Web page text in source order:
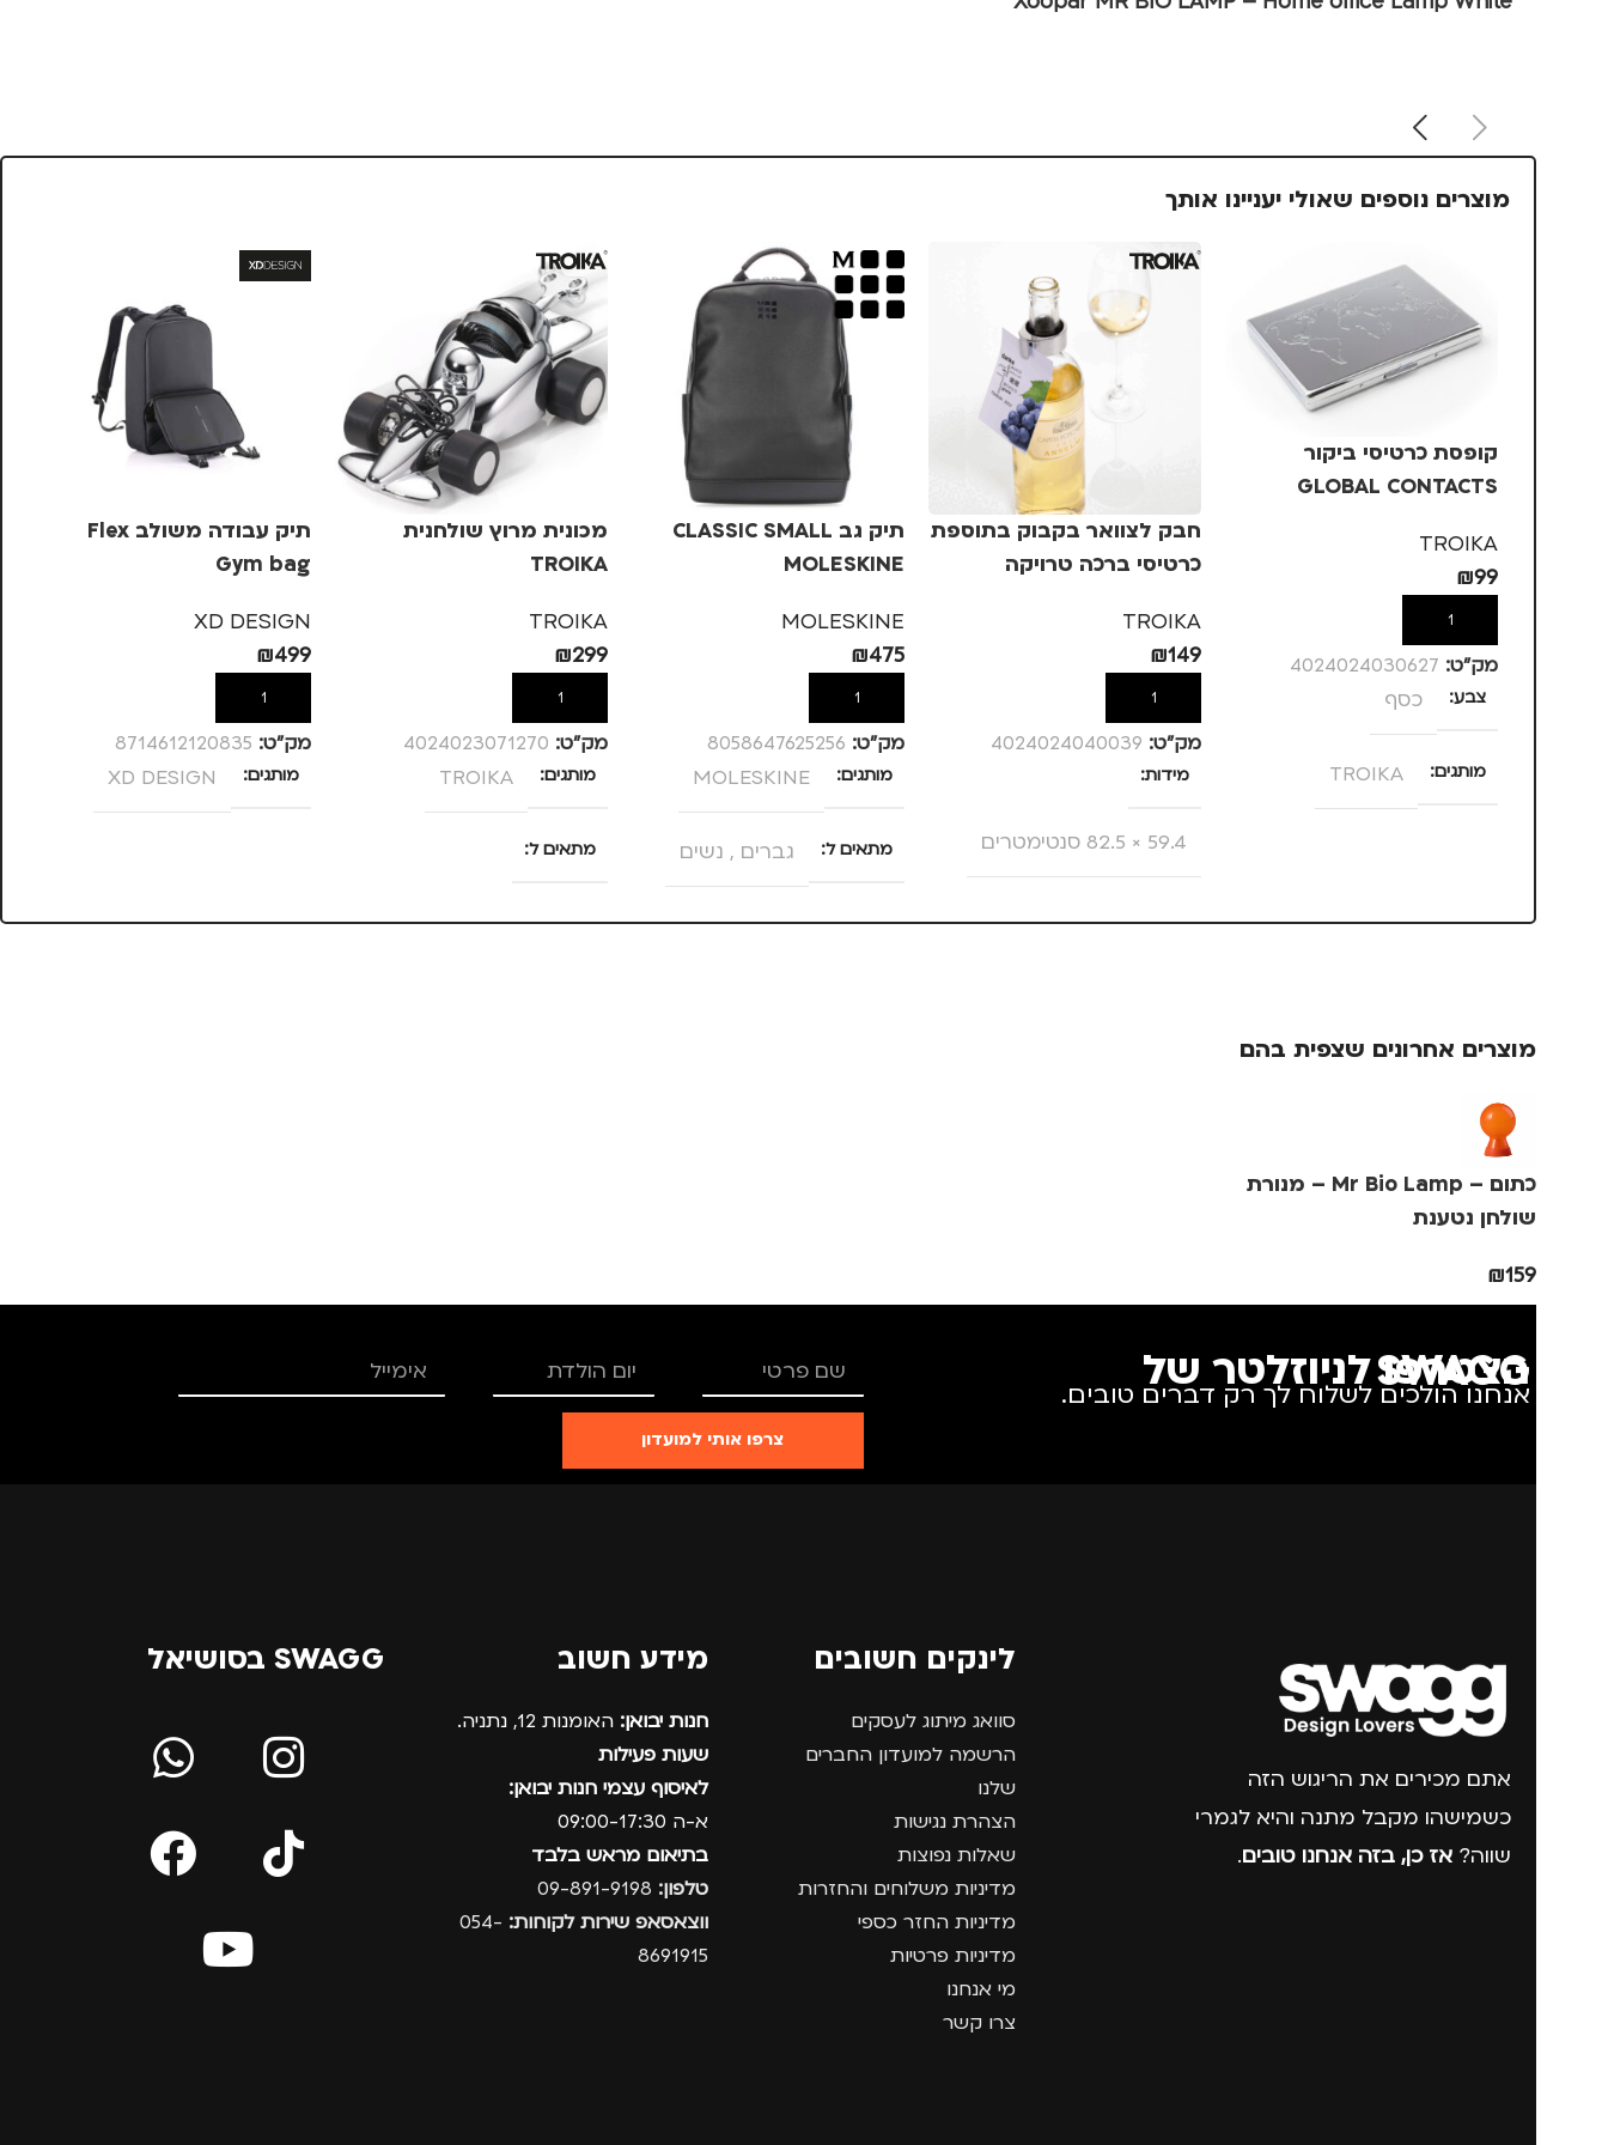
מוצרים נוספים שאולי יעניינו אותך
קופסת כרטיסי ביקור
GLOBAL CONTACTS
TROIKA
₪99
הוספה לסל
מק”ט: 4024024030627
צבע כסף
מותגים TROIKA
חבק לצוואר בקבוק בתוספת
כרטיסי ברכה טרויקה
TROIKA
₪149
הוספה לסל
מק”ט: 4024024040039
מידות
59.4 × 82.5 סנטימטרים
TROIKA
תיק גב CLASSIC SMALL
MOLESKINE
MOLESKINE
₪475
הוספה לסל
מק”ט: 8058647625256
מותגים MOLESKINE
מתאים ל גברים , נשים
סוג תיק
מכונית מרוץ שולחנית
TROIKA
TROIKA
₪299
הוספה לסל
מק”ט: 4024023071270
מותגים TROIKA
מתאים ל
מנהלים, עסקים, עבודה
תיק עבודה משולב Flex
Gym bag
XD DESIGN
₪499
הוספה לסל
מק”ט: 8714612120835
מותגים XD DESIGN
מוצרים אחרונים שצפית בהם
כתום – Mr Bio Lamp – מנורת
שולחן נטענת
₪159
הצטרפו לניוזלטר של SWAGG
אנחנו הולכים לשלוח לך רק דברים טובים.
צרפו אותי למועדון
אתם מכירים את הריגוש הזה
כשמישהו מקבל מתנה והיא לגמרי
שווה? אז כן, בזה אנחנו טובים.
לינקים חשובים
סוואג מיתוג לעסקים
הרשמה למועדון החברים
שלנו
הצהרת נגישות
שאלות נפוצות
מדיניות משלוחים והחזרות
מדיניות החזר כספי
מדיניות פרטיות
מי אנחנו
צרו קשר
מידע חשוב
חנות יבואן: האומנות 12, נתניה.
שעות פעילות
לאיסוף עצמי חנות יבואן:
א-ה 09:00-17:30
בתיאום מראש בלבד
טלפון:
ווצאסאפ שירות לקוחות: 054-
8691915
SWAGG בסושיאל